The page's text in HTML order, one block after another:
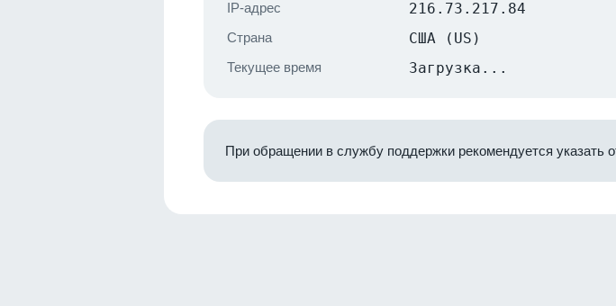
IP-адрес 216.73.217.84
Страна США (US)
Текущее время Загрузка...
При обращении в службу поддержки рекомендуется указать